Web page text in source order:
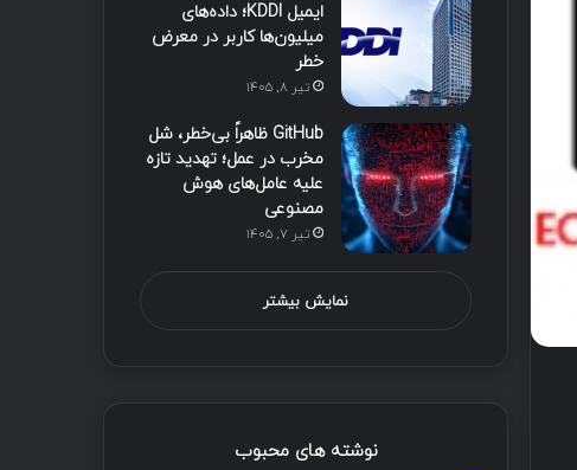
ایمیل KDDI؛ داده‌های
میلیون‌ها کاربر در معرض
خطر
تیر ۸, ۱۴۰۵
GitHub ظاهراً بی‌خطر، شل
مخرب در عمل؛ تهدید تازه
علیه عامل‌های هوش
مصنوعی
تیر ۷, ۱۴۰۵
نمایش بیشتر
نوشته های محبوب